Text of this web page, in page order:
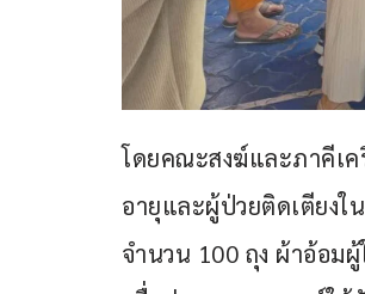
โดยคณะสงฆ์และภาคีเค
อายุและผู้ป่วยติดเตียง
จำนวน 100 ถุง ผ้าอ้อม